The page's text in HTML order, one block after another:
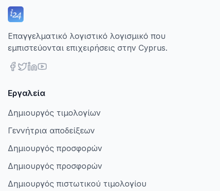
Επαγγελματικό λογιστικό λογισμικό που
εμπιστεύονται επιχειρήσεις στην Cyprus.
Εργαλεία
Δημιουργός τιμολογίων
Γεννήτρια αποδείξεων
Δημιουργός προσφορών
Δημιουργός προσφορών
Δημιουργός πιστωτικού τιμολογίου